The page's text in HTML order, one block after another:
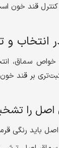
کنترل قند خون
انتخاب و
خواص سماق،
بر قند
اصل را
باید رنگی